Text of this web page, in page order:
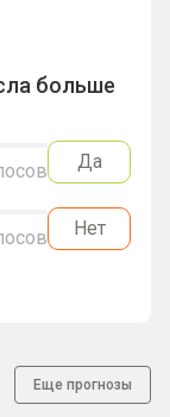
больше
Да
Нет
Еще прогнозы